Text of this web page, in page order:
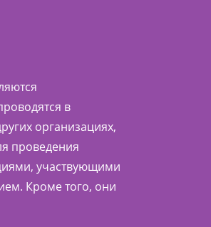
в
организациях,
проведения
участвующими
Кроме того, они